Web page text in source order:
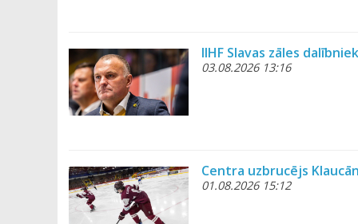
IIHF Slavas zāles
03.08.2026 13:16
Centra uzbrucējs
01.08.2026 15:12